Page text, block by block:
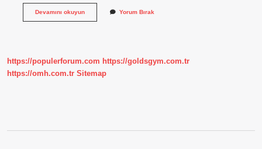
Devamını okuyun2
Yorum Bırak
https://populerforum.com https://goldsgym.com.tr
https://omh.com.tr Sitemap